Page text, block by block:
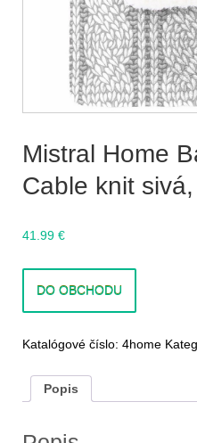
Mistral Home
Cable knit
41.99 €
DO OBCHODU
Katalógové číslo: 4home
Popis